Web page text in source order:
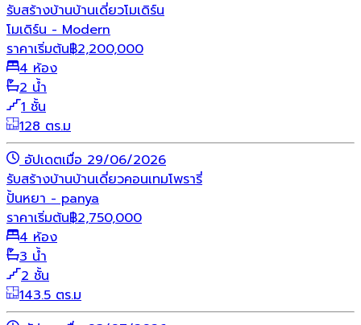
รับสร้างบ้านบ้านเดี่ยวโมเดิร์น
โมเดิร์น - Modern
ราคาเริ่มต้น฿2,200,000
4 ห้อง
2 น้ำ
1 ชั้น
128 ตร.ม
อัปเดตเมื่อ 29/06/2026
รับสร้างบ้านบ้านเดี่ยวคอนเทมโพรารี่
ปั้นหยา - panya
ราคาเริ่มต้น฿2,750,000
4 ห้อง
3 น้ำ
2 ชั้น
143.5 ตร.ม